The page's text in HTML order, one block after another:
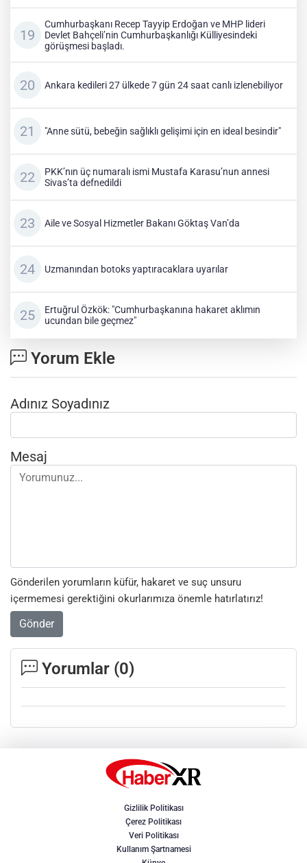
Cumhurbaşkanı Recep Tayyip Erdoğan ve MHP lideri
Devlet Bahçeli’nin Cumhurbaşkanlığı Külliyesindeki
görüşmesi başladı.
Ankara kedileri 27 ülkede 7 gün 24 saat canlı izlenebiliyor
"Anne sütü, bebeğin sağlıklı gelişimi için en ideal besindir"
PKK’nın üç numaralı ismi Mustafa Karasu’nun annesi
Sivas’ta defnedildi
Aile ve Sosyal Hizmetler Bakanı Göktaş Van’da
Uzmanından botoks yaptıracaklara uyarılar
Ertuğrul Özkök: "Cumhurbaşkanına hakaret aklımın
ucundan bile geçmez"
Yorum Ekle
Adınız Soyadınız
Mesaj
Gönderilen yorumların küfür, hakaret ve suç unsuru
içermemesi gerektiğini okurlarımıza önemle hatırlatırız!
Gönder
Yorumlar (0)
Gizlilik Politikası
Çerez Politikası
Veri Politikası
Kullanım Şartnamesi